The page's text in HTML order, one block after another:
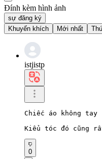
Đính kèm hình ảnh
sự đăng ký
Khuyến khích
Mới nhất
istjistp
Chiếc áo không
Kiểu tóc đó cũng
0